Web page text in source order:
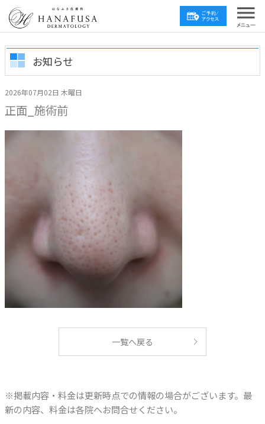
お知らせ
2026年07月02日 木曜日
正面_施術前
一覧へ戻る
※掲載内容・料金は更新時点での情報の場合がございます。最
新の内容、料金は各院へお問合せください。